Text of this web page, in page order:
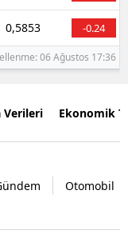
0,5853 -0.24
06 Ağustos 17:36
Verileri Ekonomik
Otomobil